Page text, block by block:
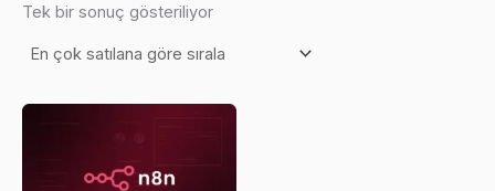
Tek bir sonuç gösteriliyor